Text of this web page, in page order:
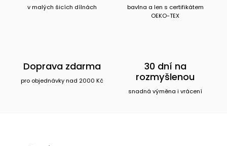
v malých šicích dílnách
bavlna a len s certifikátem
OEKO-TEX
Doprava zdarma
pro objednávky nad 2000 Kč
30 dní na
rozmyšlenou
snadná výměna i vrácení